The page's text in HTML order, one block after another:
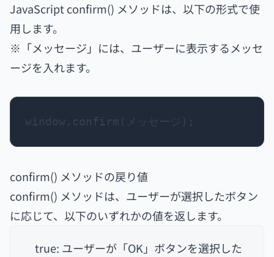
JavaScript confirm() メソッドは、以下の形式で使
用します。
※「メッセージ」には、ユーザーに表示するメッセ
ージを入れます。
window.confirm(メッセージ);
confirm() メソッドの戻り値
confirm() メソッドは、ユーザーが選択したボタン
に応じて、以下のいずれかの値を返します。
true: ユーザーが「OK」ボタンを選択した